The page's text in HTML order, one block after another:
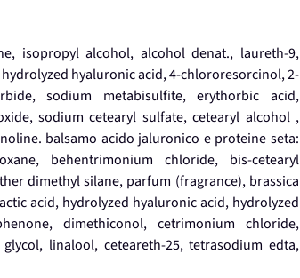
isopropyl alcohol, alcohol denat., laureth-9,
hyaluronic acid, 4-chlororesorcinol, 2-
sodium metabisulfite, erythorbic acid,
sodium cetearyl sulfate, cetearyl alcohol ,
balsamo acido jaluronico e proteine seta:
behentrimonium chloride, bis-cetearyl
dimethyl silane, parfum (fragrance), brassica
acid, hydrolyzed hyaluronic acid, hydrolyzed
dimethiconol, cetrimonium chloride,
linalool, ceteareth-25, tetrasodium edta,